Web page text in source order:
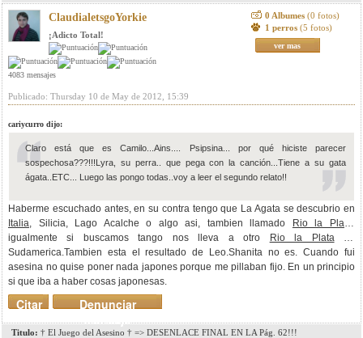
ClaudialetsgoYorkie
¡Adicto Total!
4083 mensajes
0 Albumes (0 fotos)
1 perros (5 fotos)
ver mas
Publicado: Thursday 10 de May de 2012, 15:39
cariycurro dijo:
Claro está que es Camilo...Ains.... Psipsina... por qué hiciste parecer
sospechosa???!!!Lyra, su perra.. que pega con la canción...Tiene a su gata
ágata..ETC... Luego las pongo todas..voy a leer el segundo relato!!
Haberme escuchado antes, en su contra tengo que La Agata se descubrio en
Italia, Silicia, Lago Acalche o algo asi, tambien llamado Rio la Plata
,
igualmente si buscamos tango nos lleva a otro
Rio la Plataen
Sudamerica.Tambien esta el resultado de Leo.Shanita no es. Cuando fui
asesina no quise poner nada japones porque me pillaban fijo. En un principio
si que iba a haber cosas japonesas.
Denunciar
mensaje
Citar
Titulo: † El Juego del Asesino † => DESENLACE FINAL EN LA Pág. 62!!!